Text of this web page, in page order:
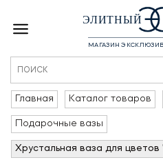
ЭЛИТНЫЙ
МАГАЗИН
Главная Каталог товаров
Подарочные вазы
Хрустальная ваза для